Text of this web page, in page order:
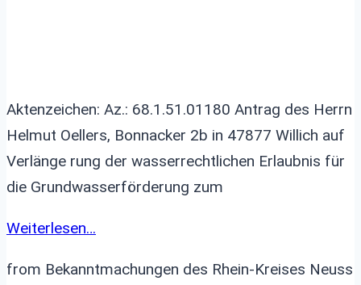
Aktenzeichen: Az.: 68.1.51.01180 Antrag des Herrn
Helmut Oellers, Bonnacker 2b in 47877 Willich auf
Verlänge rung der wasserrechtlichen Erlaubnis für
die Grundwasserförderung zum
Weiterlesen…
from Bekanntmachungen des Rhein-Kreises Neuss